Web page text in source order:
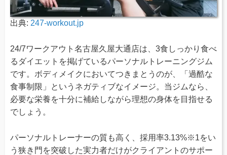
出典: 247-workout.jp
24/7ワークアウト名古屋久屋大通店は、3食しっかり食べ
るダイエットを掲げているパーソナルトレーニングジム
です。ボディメイクにおいてつきまとうのが、「過酷な
食事制限」というネガティブなイメージ。当ジムなら、
必要な栄養を十分に補給しながら理想の身体を目指せる
でしょう。
パーソナルトレーナーの質も高く、採用率3.13%※1をい
う狭き門を突破した実力者だけがクライアントのサポー